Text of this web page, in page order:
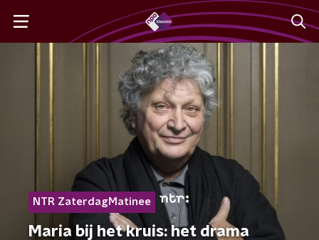
NTR ZaterdagMatinee
Maria bij het kruis: het drama